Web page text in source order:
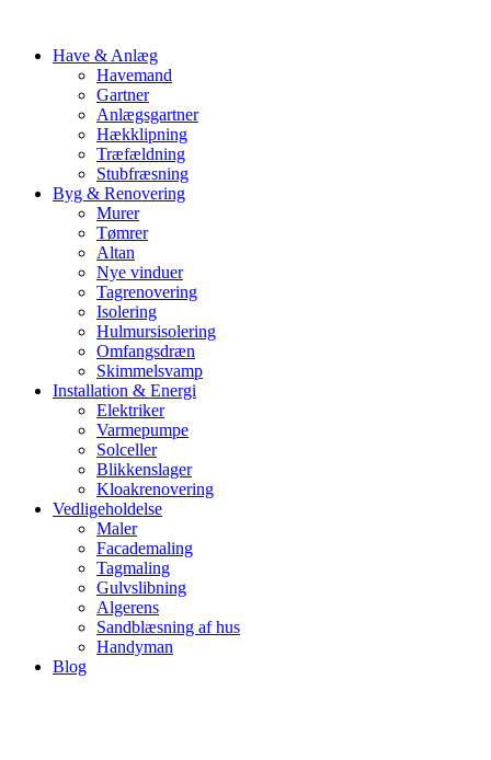
Have & Anlæg
Havemand
Gartner
Anlægsgartner
Hækklipning
Træfældning
Stubfræsning
Byg & Renovering
Murer
Tømrer
Altan
Nye vinduer
Tagrenovering
Isolering
Hulmursisolering
Omfangsdræn
Skimmelsvamp
Installation & Energi
Elektriker
Varmepumpe
Solceller
Blikkenslager
Kloakrenovering
Vedligeholdelse
Maler
Facademaling
Tagmaling
Gulvslibning
Algerens
Sandblæsning af hus
Handyman
Blog